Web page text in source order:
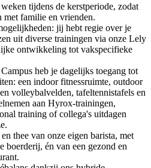
tijdens de kerstperiode, zodat
familie en vrienden.
jij hebt regie over je
uit diverse trainingen via onze Lely
ontwikkeling tot vakspecifieke
heb je dagelijks toegang tot
een indoor fitnessruimte, outdoor
volleybalvelden, tafeltennistafels en
aan Hyrox-trainingen,
training of collega's uitdagen
thee van onze eigen barista, met
boerderij, én van een gezond en